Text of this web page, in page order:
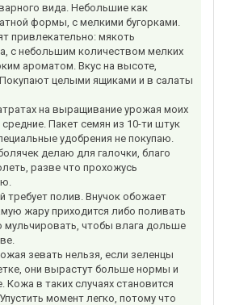
вида. Небольшие как
формы, с мелкими бугорками.
привлекательно: мякоть
с небольшим количеством мелких
ароматом. Вкус на высоте,
целыми ящиками и в салаты
на выращивание урожая моих
средние. Пакет семян из 10-ти штук
удобрения не покупаю.
делаю для галочки, благо
разве что прохожусь
требует полив. Внучок обожает
жару приходится либо поливать
мульчировать, чтобы влага дольше
зевать нельзя, если зеленцы
они вырастут больше нормы и
Кожа в таких случаях становится
момент легко, потому что